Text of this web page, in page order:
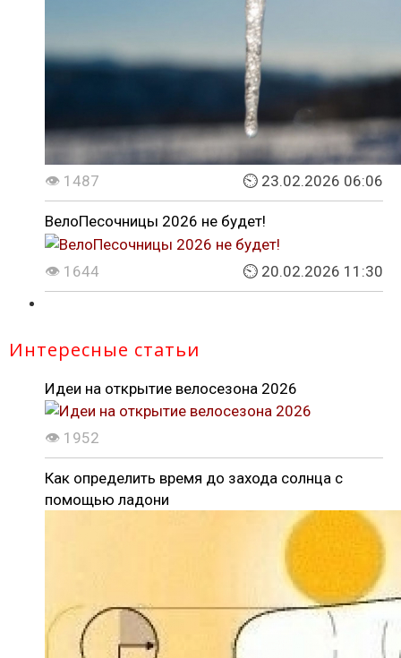
👁 1487 ⏲ 23.02.2026 06:06
ВелоПесочницы 2026 не будет!
👁 1644 ⏲ 20.02.2026 11:30
Интересные статьи
Идеи на открытие велосезона 2026
👁 1952
Как определить время до захода солнца с
помощью ладони